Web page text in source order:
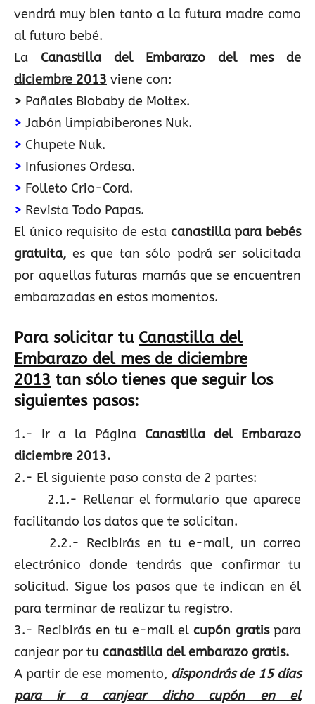
vendrá muy bien tanto a la futura madre como
al futuro bebé.
La Canastilla del Embarazo del mes de
diciembre 2013 viene con:
> Pañales Biobaby de Moltex.
> Jabón limpiabiberones Nuk.
> Chupete Nuk.
> Infusiones Ordesa.
> Folleto Crio-Cord.
> Revista Todo Papas.
El único requisito de esta canastilla para bebés
gratuita, es que tan sólo podrá ser solicitada
por aquellas futuras mamás que se encuentren
embarazadas en estos momentos.
Para solicitar tu Canastilla del
Embarazo del mes de diciembre
2013 tan sólo tienes que seguir los
siguientes pasos:
1.- Ir a la Página Canastilla del Embarazo
diciembre 2013.
2.- El siguiente paso consta de 2 partes:
2.1.- Rellenar el formulario que aparece
facilitando los datos que te solicitan.
2.2.- Recibirás en tu e-mail, un correo
electrónico donde tendrás que confirmar tu
solicitud. Sigue los pasos que te indican en él
para terminar de realizar tu registro.
3.- Recibirás en tu e-mail elcupón gratispara
canjear por tu canastilla del embarazo gratis.
A partir de ese momento, dispondrás de 15 días
para ir a canjear dicho cupón en el